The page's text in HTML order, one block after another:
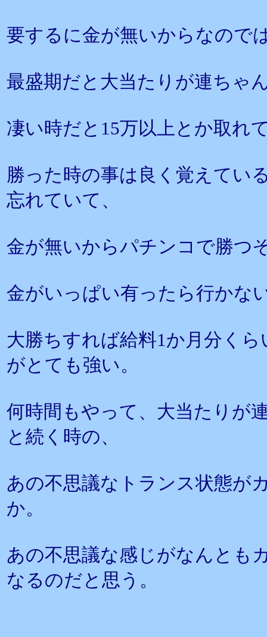
要するに金が無いからなので
最盛期だと大当たりが連ちゃ
凄い時だと15万以上とか取れ
勝った時の事は良く覚えてい
忘れていて、
金が無いからパチンコで勝つ
金がいっぱい有ったら行かな
大勝ちすれば給料1か月分く
がとても強い。
何時間もやって、大当たりが
と続く時の、
あの不思議なトランス状態が
か。
あの不思議な感じがなんとも
なるのだと思う。